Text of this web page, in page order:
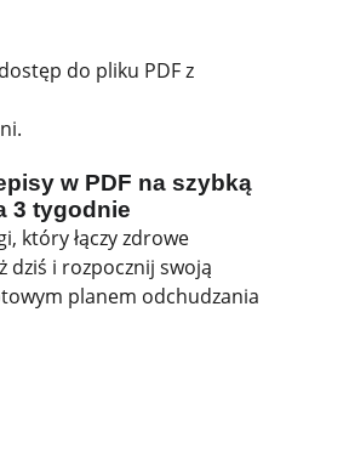
do pliku PDF z
w PDF na szybką
3 tygodnie
który łączy zdrowe
dziś i rozpocznij swoją
planem odchudzania